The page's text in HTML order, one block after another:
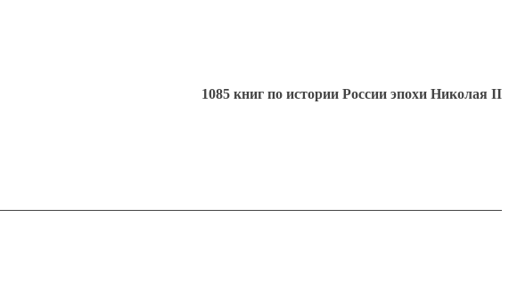
1085 книг по истории России эпохи Николая II